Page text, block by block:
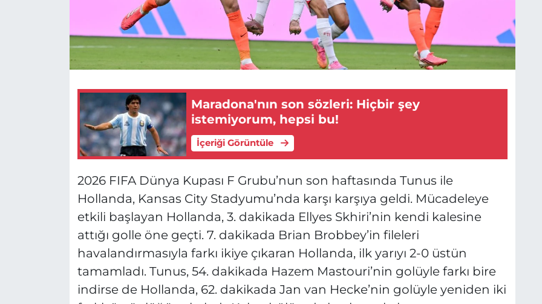
Maradona'nın son sözleri: Hiçbir şey
istemiyorum, hepsi bu!
İçeriği Görüntüle
2026 FIFA Dünya Kupası F Grubu’nun son haftasında Tunus ile
Hollanda, Kansas City Stadyumu’nda karşı karşıya geldi. Mücadeleye
etkili başlayan Hollanda, 3. dakikada Ellyes Skhiri’nin kendi kalesine
attığı golle öne geçti. 7. dakikada Brian Brobbey’in fileleri
havalandırmasıyla farkı ikiye çıkaran Hollanda, ilk yarıyı 2-0 üstün
tamamladı. Tunus, 54. dakikada Hazem Mastouri’nin golüyle farkı bire
indirse de Hollanda, 62. dakikada Jan van Hecke’nin golüyle yeniden iki